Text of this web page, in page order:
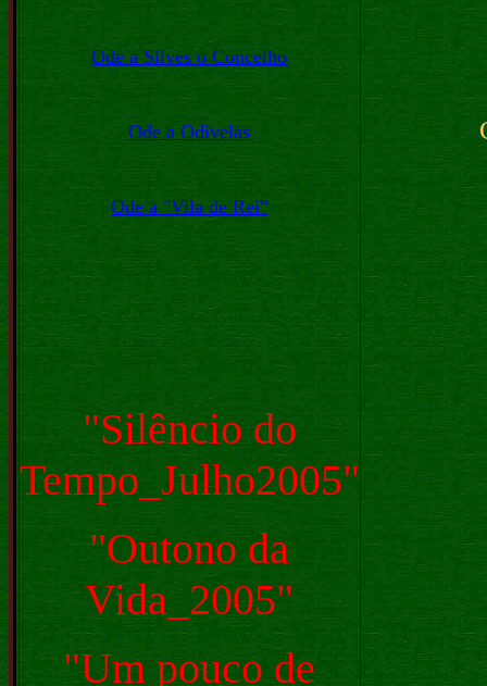
Ode a Silves o Concelho
Ode a Odivelas
Ode a "Vila de Rei"
"Silêncio do
Tempo_Julho2005"
"Outono da
Vida_2005"
"Um pouco de